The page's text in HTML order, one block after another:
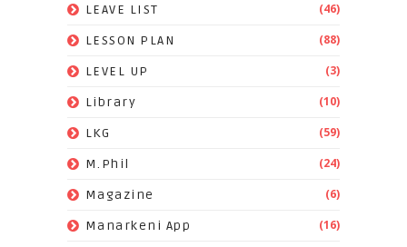
LEAVE LIST (46)
LESSON PLAN (88)
LEVEL UP (3)
Library (10)
LKG (59)
M.Phil (24)
Magazine (6)
Manarkeni App (16)